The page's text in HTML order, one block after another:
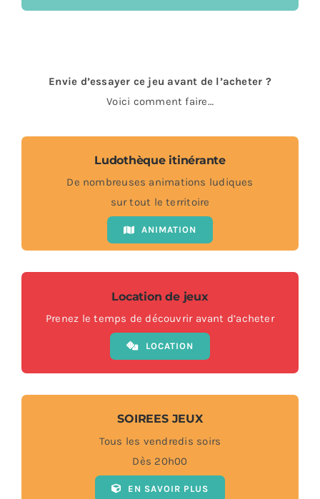
Envie d’essayer ce jeu avant de l’acheter ?
Voici comment faire…
Ludothèque itinérante
De nombreuses animations ludiques
sur tout le territoire
ANIMATION
Location de jeux
Prenez le temps de découvrir avant d’acheter
LOCATION
SOIREES JEUX
Tous les vendredis soirs
Dès 20h00
EN SAVOIR PLUS